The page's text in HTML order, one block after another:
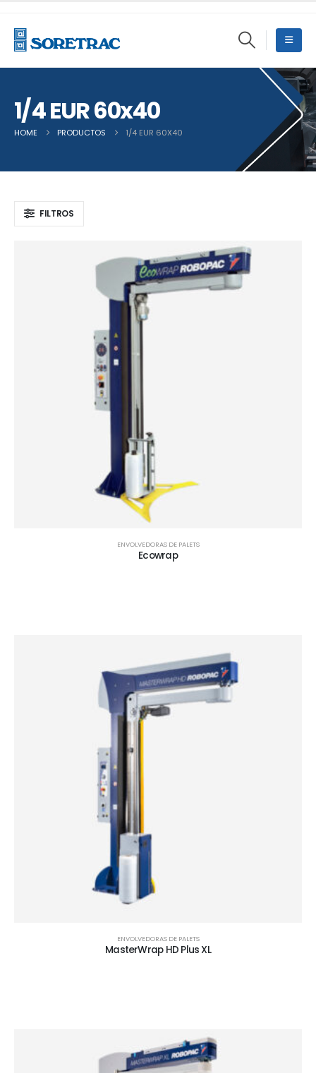
1/4 EUR 60x40
HOME PRODUCTOS 1/4 EUR 60X40
FILTROS
ENVOLVEDORAS DE PALETS
Ecowrap
ENVOLVEDORAS DE PALETS
MasterWrap HD Plus XL